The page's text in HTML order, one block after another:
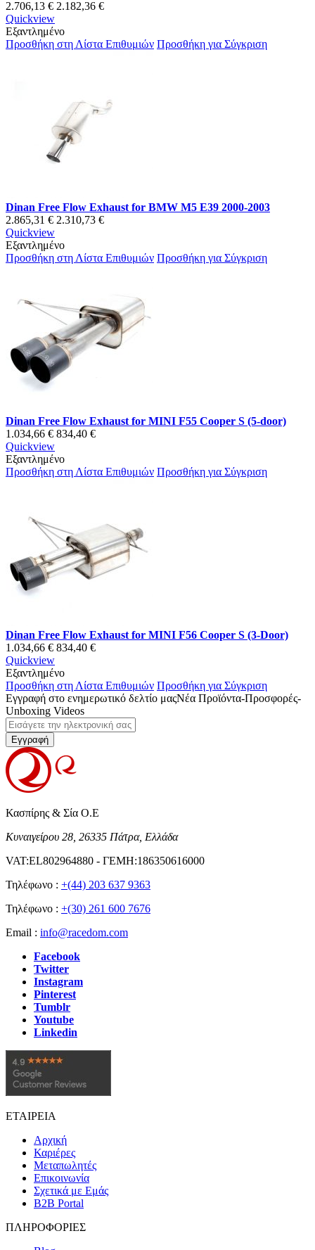
2.706,13 € 2.182,36 €
Quickview
Εξαντλημένο
Προσθήκη στη Λίστα Επιθυμιών Προσθήκη για Σύγκριση
Dinan Free Flow Exhaust for BMW M5 E39 2000-2003
2.865,31 € 2.310,73 €
Quickview
Εξαντλημένο
Προσθήκη στη Λίστα Επιθυμιών Προσθήκη για Σύγκριση
Dinan Free Flow Exhaust for MINI F55 Cooper S (5-door)
1.034,66 € 834,40 €
Quickview
Εξαντλημένο
Προσθήκη στη Λίστα Επιθυμιών Προσθήκη για Σύγκριση
Dinan Free Flow Exhaust for MINI F56 Cooper S (3-Door)
1.034,66 € 834,40 €
Quickview
Εξαντλημένο
Προσθήκη στη Λίστα Επιθυμιών Προσθήκη για Σύγκριση
Εγγραφή στο ενημερωτικό δελτίο μαςΝέα Προϊόντα-Προσφορές-
Unboxing Videos
Εγγραφή
Κασπίρης & Σία Ο.Ε
Κυναιγείρου 28, 26335 Πάτρα, Ελλάδα
VAT:EL802964880 - ΓΕΜΗ:186350616000
Τηλέφωνο : +(44) 203 637 9363
Τηλέφωνο : +(30) 261 600 7676
Email : info@racedom.com
Facebook
Twitter
Instagram
Pinterest
Tumblr
Youtube
Linkedin
ΕΤΑΙΡΕΙΑ
Αρχική
Καριέρες
Μεταπωλητές
Επικοινωνία
Σχετικά με Εμάς
B2B Portal
ΠΛΗΡΟΦΟΡΙΕΣ